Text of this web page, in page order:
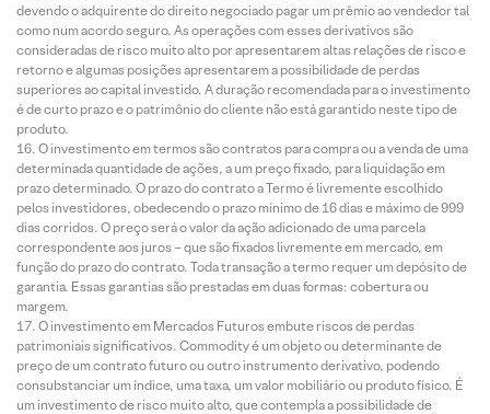
devendo o adquirente do direito negociado pagar um prêmio ao vendedor tal
como num acordo seguro. As operações com esses derivativos são
consideradas de risco muito alto por apresentarem altas relações de risco e
retorno e algumas posições apresentarem a possibilidade de perdas
superiores ao capital investido. A duração recomendada para o investimento
é de curto prazo e o patrimônio do cliente não está garantido neste tipo de
produto.
O investimento em termos são contratos para compra ou a venda de uma
determinada quantidade de ações, a um preço fixado, para liquidação em
prazo determinado. O prazo do contrato a Termo é livremente escolhido
pelos investidores, obedecendo o prazo mínimo de 16 dias e máximo de 999
dias corridos. O preço será o valor da ação adicionado de uma parcela
correspondente aos juros – que são fixados livremente em mercado, em
função do prazo do contrato. Toda transação a termo requer um depósito de
garantia. Essas garantias são prestadas em duas formas: cobertura ou
margem.
O investimento em Mercados Futuros embute riscos de perdas
patrimoniais significativos. Commodity é um objeto ou determinante de
preço de um contrato futuro ou outro instrumento derivativo, podendo
consubstanciar um índice, uma taxa, um valor mobiliário ou produto físico. É
um investimento de risco muito alto, que contempla a possibilidade de